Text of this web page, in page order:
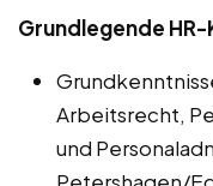
Grundlegende
Arbeitsrecht,
und